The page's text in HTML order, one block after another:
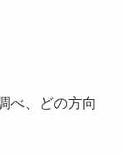
べ、どの方向